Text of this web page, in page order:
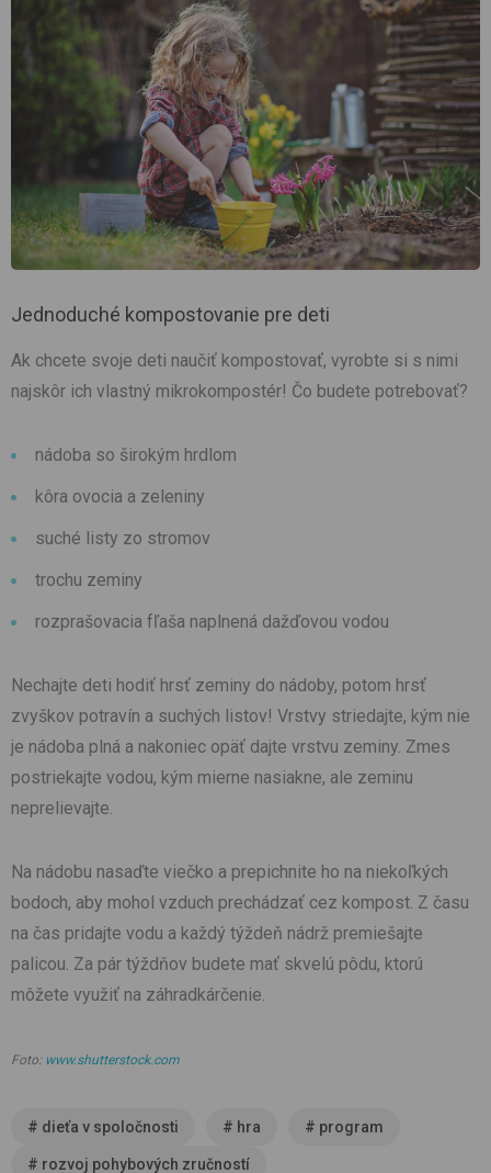
Jednoduché kompostovanie pre deti
Ak chcete svoje deti naučiť kompostovať, vyrobte si s nimi
najskôr ich vlastný mikrokompostér! Čo budete potrebovať?
nádoba so širokým hrdlom
kôra ovocia a zeleniny
suché listy zo stromov
trochu zeminy
rozprašovacia fľaša naplnená dažďovou vodou
Nechajte deti hodiť hrsť zeminy do nádoby, potom hrsť
zvyškov potravín a suchých listov! Vrstvy striedajte, kým nie
je nádoba plná a nakoniec opäť dajte vrstvu zeminy. Zmes
postriekajte vodou, kým mierne nasiakne, ale zeminu
neprelievajte.
Na nádobu nasaďte viečko a prepichnite ho na niekoľkých
bodoch, aby mohol vzduch prechádzať cez kompost. Z času
na čas pridajte vodu a každý týždeň nádrž premiešajte
palicou. Za pár týždňov budete mať skvelú pôdu, ktorú
môžete využiť na záhradkárčenie.
Foto: www.shutterstock.com
# dieťa v spoločnosti # hra # program
# rozvoj pohybových zručností